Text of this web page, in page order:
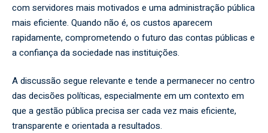
com servidores mais motivados e uma administração pública
mais eficiente. Quando não é, os custos aparecem
rapidamente, comprometendo o futuro das contas públicas e
a confiança da sociedade nas instituições.
A discussão segue relevante e tende a permanecer no centro
das decisões políticas, especialmente em um contexto em
que a gestão pública precisa ser cada vez mais eficiente,
transparente e orientada a resultados.